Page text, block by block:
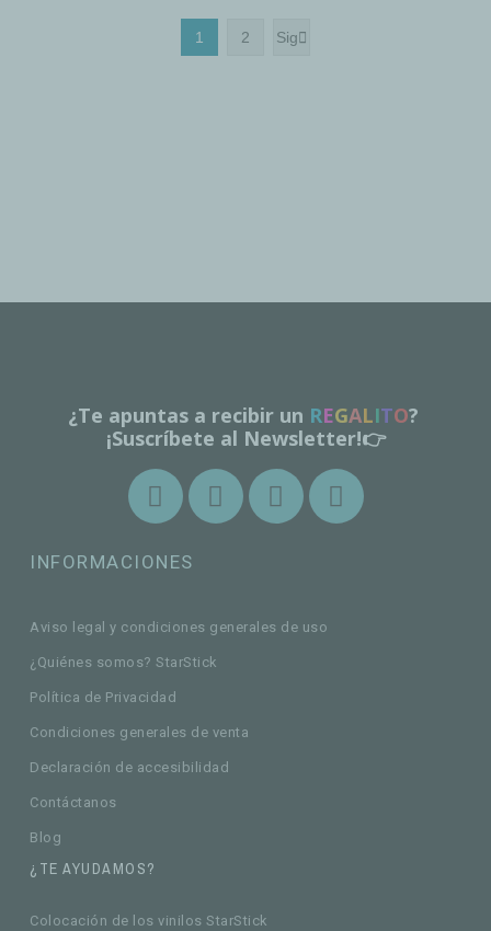
1 2 Sig
¿Te apuntas a recibir un REGALITO?
¡Suscríbete al Newsletter!👉
INFORMACIONES
Aviso legal y condiciones generales de uso
¿Quiénes somos? StarStick
Política de Privacidad
Condiciones generales de venta
Declaración de accesibilidad
Contáctanos
Blog
¿TE AYUDAMOS?
Colocación de los vinilos StarStick